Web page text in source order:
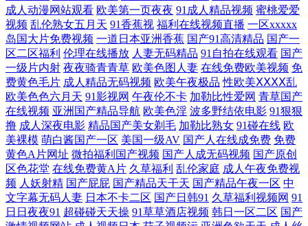
美在线 天美传媒在线观看 超碰手机在线网址 欧美肥B 在线精品动漫 国内
自拍偷拍第一页 天天插天天 成全电影免费高清在线 欧美人妖熟妇 正在播
放国产乱子 经典三级网址 午夜在线播放免费人成 国产传媒果冻天美传媒
日本天堂电影网 91色色软件下载 久久久永久久久人妻精品麻豆 香蒸焦蕉
伊在线 电影网址导航 欧美日韩国 在线观看网址深夜 国产亚洲二区高清在
线 手机在线观看免费 成全大全免费观看完整版高清下载 欧美一级在线做
成人动漫网站观看 欧美第一页夜夜 91成人精品视频 蜜桃爱爱
视频 乱伦熟女五月天 91香蕉视 福利在线视频直播 一区xxxxx
岛国大片免费视频 一道日本亚洲香蕉 国产91高清精品 国产一
区二区福利 伦理在线播放 人妻无码精品 91自拍在线观看 国产
一级片内射 夜夜骑青青草 欧美色图人妻 在线免费欧美视频 免
费黄色毛片 成人精品无码视频 欧美午夜极品 性欧美ⅩⅩⅩⅩ乱
欧美色色六月天 91影视网 午夜伦不卡 加勒比性爱网 青草国产
在线视频 亚洲国产精品导航 欧美色淫 波多野结依电影 91狠狠
撸 成人深夜电影 精品国产美女剃毛 加勒比熟女 91碰在线 欧
美裸模 萌白酱国产一区 美国一级AV 国产人在线成免费 免费
黄色A片网址 微拍福利国产视频 国产人成无码视频 国产原创
区色花堂 在线免费黄A片 久草福利 乱伦家庭 成人午夜免费视
频 人妖射精 国产屁屁 国产精品天干天 国产精品午夜一区 中
文字幕无码人妻 日本不卡二区 国产日韩91 久草福利视频网 91
日日夜夜91 超碰碰天天操 91草草酒店视频 韩日一区二区 国产